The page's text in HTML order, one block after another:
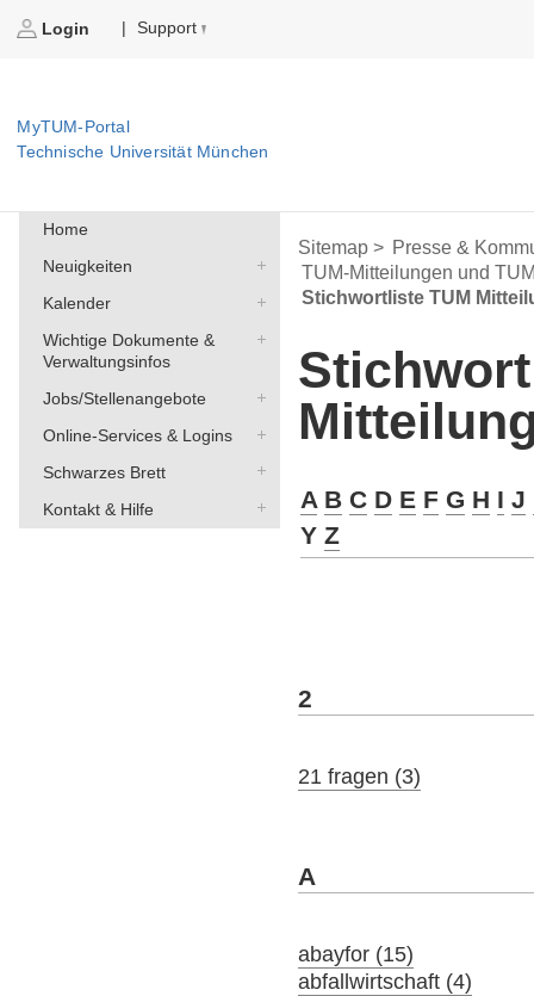
Login | Support
MyTUM-Portal
Technische Universität München
Home
Neuigkeiten
Kalender
Wichtige Dokumente &
Verwaltungsinfos
Jobs/Stellenangebote
Online-Services & Logins
Schwarzes Brett
Kontakt & Hilfe
Sitemap > Presse &
TUM-Mitteilungen und
Stichwortliste TUM
A B C D E F G H I J
Y Z
2
21 fragen (3)
A
abayfor (15)
abfallwirtschaft (4)